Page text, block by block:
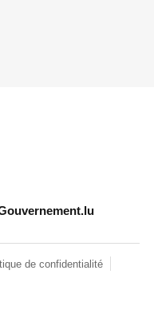
de confidentialité